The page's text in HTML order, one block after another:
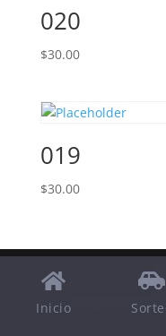
020
$30.00
019
$30.00
Designed by
Inicio